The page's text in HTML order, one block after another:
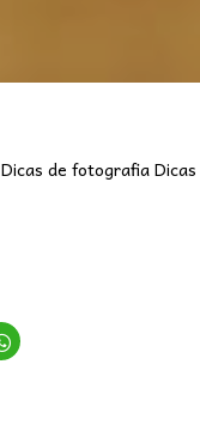
Dicas de fotografiaDicas